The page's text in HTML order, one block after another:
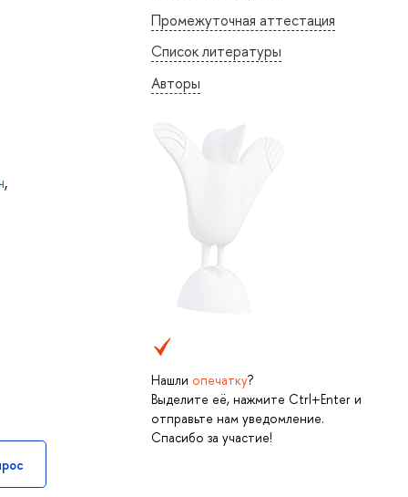
Промежуточная аттестация
Список литературы
Авторы
Нашли опечатку?
Выделите её, нажмите Ctrl+Enter и
отправьте нам уведомление.
Спасибо за участие!
,